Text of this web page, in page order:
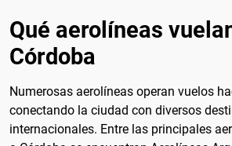
Qué aerolíneas
Córdoba
Numerosas aerolíneas operan vuelos
conectando la ciudad con diversos
internacionales. Entre las principales